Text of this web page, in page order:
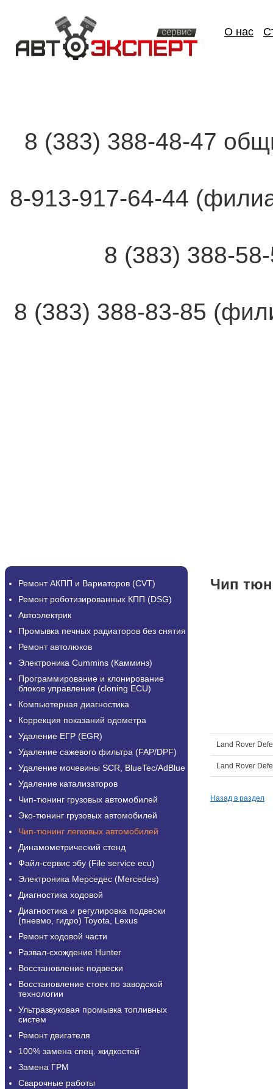
О нас
8 (383) 388-48-47
8-913-917-64-44
8 (383) 388-
8 (383) 388-83-85
Ремонт АКПП и Вариаторов (CVT)
Ремонт роботизированных КПП (DSG)
Автоэлектрик
Промывка печных радиаторов без снятия
Ремонт автолюков
Электроника Cummins (Камминз)
Программирование и клонирование
блоков управления (cloning ECU)
Компьютерная диагностика
Коррекция показаний одометра
Удаление ЕГР (EGR)
Удаление сажевого фильтра (FAP/DPF)
Удаление мочевины SCR, BlueTec/AdBlue
Удаление катализаторов
Чип-тюнинг грузовых автомобилей
Эко-тюнинг грузовых автомобилей
Чип-тюнинг легковых автомобилей
Динамометрический стенд
Файл-сервис эбу (File service ecu)
Электроника Мерседес (Mercedes)
Диагностика ходовой
Диагностика и регулировка подвески
(пневмо, гидро) Toyota, Lexus
Ремонт ходовой части
Развал-схождение Hunter
Восстановление подвески
Восстановление стоек по заводской
технологии
Ультразвуковая промывка топливных
систем
Ремонт двигателя
100% замена спец. жидкостей
Замена ГРМ
Сварочные работы
Чип
Land Rover
Land Rover
Назад в раздел